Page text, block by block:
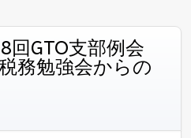
GTO支部例会
務勉強会からの